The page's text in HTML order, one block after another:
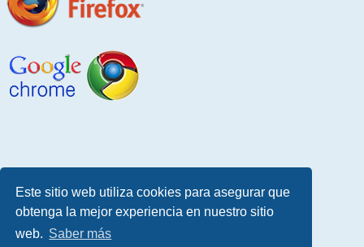
Este sitio web utiliza cookies para asegurar que
obtenga la mejor experiencia en nuestro sitio
web. Saber más